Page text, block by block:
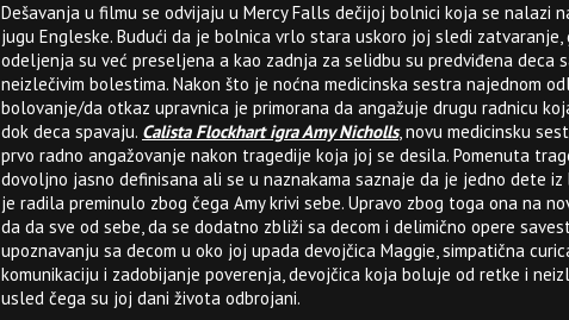
Dešavanja u filmu se odvijaju u Mercy Falls dečijoj bolnici koja se nalazi
jugu Engleske. Budući da je bolnica vrlo stara uskoro joj sledi zatvaranje,
odeljenja su već preseljena a kao zadnja za selidbu su predviđena deca
neizlečivim bolestima. Nakon što je noćna medicinska sestra najednom
bolovanje/da otkaz upravnica je primorana da angažuje drugu radnicu
dok deca spavaju. Calista Flockhart igra Amy Nicholls, novu medicinsku
prvo radno angažovanje nakon tragedije koja joj se desila. Pomenuta
dovoljno jasno definisana ali se u naznakama saznaje da je jedno dete
je radila preminulo zbog čega Amy krivi sebe. Upravo zbog toga ona na
da da sve od sebe, da se dodatno zbliži sa decom i delimično opere
upoznavanju sa decom u oko joj upada devojčica Maggie, simpatična
komunikaciju i zadobijanje poverenja, devojčica koja boluje od retke i
usled čega su joj dani života odbrojani.